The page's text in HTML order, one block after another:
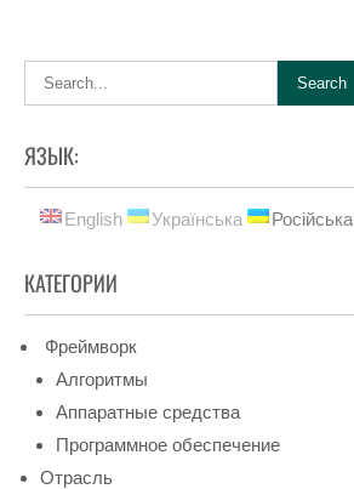
ЯЗЫК:
English Українська Російська
КАТЕГОРИИ
Фреймворк
Алгоритмы
Аппаратные средства
Программное обеспечение
Отрасль